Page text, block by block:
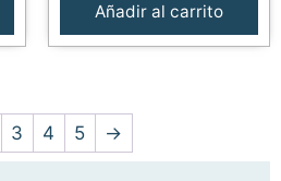
Añadir al carrito
3 4 5 →